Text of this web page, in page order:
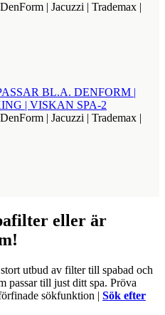
| Jacuzzi | Trademax |
| Jacuzzi | Trademax |
eller är
utbud av filter till spabad och
passar till just ditt spa. Pröva
sökfunktion | Sök efter